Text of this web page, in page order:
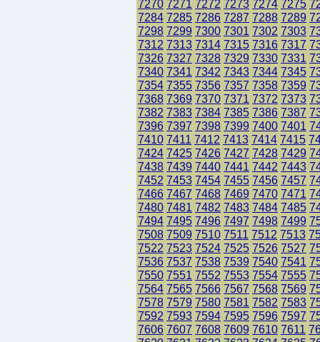
7270 7271 7272 7273 7274 7275
7284 7285 7286 7287 7288 7289
7298 7299 7300 7301 7302 7303
7312 7313 7314 7315 7316 7317
7326 7327 7328 7329 7330 7331
7340 7341 7342 7343 7344 7345
7354 7355 7356 7357 7358 7359
7368 7369 7370 7371 7372 7373
7382 7383 7384 7385 7386 7387
7396 7397 7398 7399 7400 7401
7410 7411 7412 7413 7414 7415
7424 7425 7426 7427 7428 7429
7438 7439 7440 7441 7442 7443
7452 7453 7454 7455 7456 7457
7466 7467 7468 7469 7470 7471
7480 7481 7482 7483 7484 7485
7494 7495 7496 7497 7498 7499
7508 7509 7510 7511 7512 7513
7522 7523 7524 7525 7526 7527
7536 7537 7538 7539 7540 7541
7550 7551 7552 7553 7554 7555
7564 7565 7566 7567 7568 7569
7578 7579 7580 7581 7582 7583
7592 7593 7594 7595 7596 7597
7606 7607 7608 7609 7610 7611